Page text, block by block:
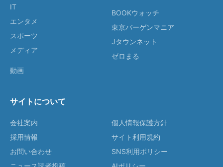
IT
エンタメ
スポーツ
メディア
動画
BOOKウォッチ
東京バーゲンマニア
Jタウンネット
ゼロまる
サイトについて
会社案内
採用情報
お問い合わせ
個人情報保護方針
サイト利用規約
SNS利用ポリシー